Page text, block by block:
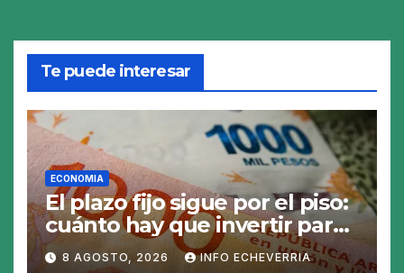
Te puede interesar
ECONOMIA
El plazo fijo sigue por el piso:
cuánto hay que invertir para
generar $50.000 en 30 días
8 AGOSTO, 2026 INFO ECHEVERRIA